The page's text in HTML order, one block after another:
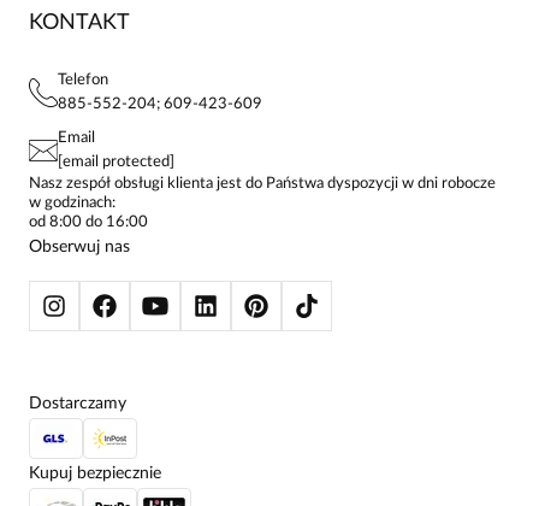
KONTAKTY
FAQ
POLITYKA PRYWATNOŚCI
STREFA STAŁEGO KLIENTA
SUKIENKI
KOSZULE DAMSKIE
SPODNIE DAMSKIE
ŻAKIETY I MARYNARKI
SWETRY
BLUZY
KONTAKT
Telefon
885-552-204; 609-423-609
Email
[email protected]
Nasz zespół obsługi klienta jest do Państwa dyspozycji w dni robocze
w godzinach:
od 8:00 do 16:00
Obserwuj nas
Dostarczamy
Kupuj bezpiecznie